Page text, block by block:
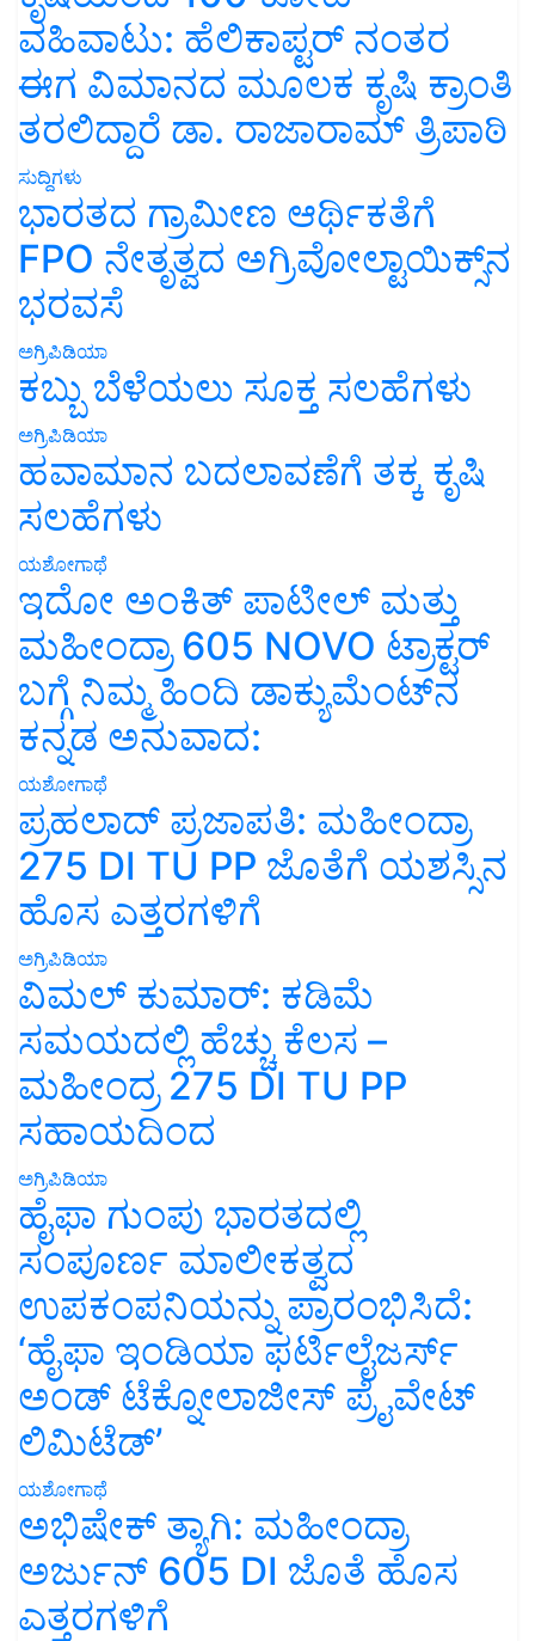
ವಹಿವಾಟು: ಹೆಲಿಕಾಪ್ಟರ್ ನಂತರ
ಈಗ ವಿಮಾನದ ಮೂಲಕ ಕೃಷಿ ಕ್ರಾಂತಿ
ತರಲಿದ್ದಾರೆ ಡಾ. ರಾಜಾರಾಮ್ ತ್ರಿಪಾಠಿ
ಸುದ್ದಿಗಳು
ಭಾರತದ ಗ್ರಾಮೀಣ ಆರ್ಥಿಕತೆಗೆ
FPO ನೇತೃತ್ವದ ಅಗ್ರಿವೋಲ್ಟಾಯಿಕ್ಸ್‌ನ
ಭರವಸೆ
ಅಗ್ರಿಪಿಡಿಯಾ
ಕಬ್ಬು ಬೆಳೆಯಲು ಸೂಕ್ತ ಸಲಹೆಗಳು
ಅಗ್ರಿಪಿಡಿಯಾ
ಹವಾಮಾನ ಬದಲಾವಣೆಗೆ ತಕ್ಕ ಕೃಷಿ
ಸಲಹೆಗಳು
ಯಶೋಗಾಥೆ
ಇದೋ ಅಂಕಿತ್ ಪಾಟೀಲ್ ಮತ್ತು
ಮಹೀಂದ್ರಾ 605 NOVO ಟ್ರಾಕ್ಟರ್
ಬಗ್ಗೆ ನಿಮ್ಮ ಹಿಂದಿ ಡಾಕ್ಯುಮೆಂಟ್‌ನ
ಕನ್ನಡ ಅನುವಾದ:
ಯಶೋಗಾಥೆ
ಪ್ರಹಲಾದ್ ಪ್ರಜಾಪತಿ: ಮಹೀಂದ್ರಾ
275 DI TU PP ಜೊತೆಗೆ ಯಶಸ್ಸಿನ
ಹೊಸ ಎತ್ತರಗಳಿಗೆ
ಅಗ್ರಿಪಿಡಿಯಾ
ವಿಮಲ್ ಕುಮಾರ್: ಕಡಿಮೆ
ಸಮಯದಲ್ಲಿ ಹೆಚ್ಚು ಕೆಲಸ –
ಮಹೀಂದ್ರ 275 DI TU PP
ಸಹಾಯದಿಂದ
ಅಗ್ರಿಪಿಡಿಯಾ
ಹೈಫಾ ಗುಂಪು ಭಾರತದಲ್ಲಿ
ಸಂಪೂರ್ಣ ಮಾಲೀಕತ್ವದ
ಉಪಕಂಪನಿಯನ್ನು ಪ್ರಾರಂಭಿಸಿದೆ:
‘ಹೈಫಾ ಇಂಡಿಯಾ ಫರ್ಟಿಲೈಜರ್ಸ್
ಅಂಡ್ ಟೆಕ್ನೋಲಾಜೀಸ್ ಪ್ರೈವೇಟ್
ಲಿಮಿಟೆಡ್’
ಯಶೋಗಾಥೆ
ಅಭಿಷೇಕ್ ತ್ಯಾಗಿ: ಮಹೀಂದ್ರಾ
ಅರ್ಜುನ್ 605 DI ಜೊತೆ ಹೊಸ
ಎತ್ತರಗಳಿಗೆ